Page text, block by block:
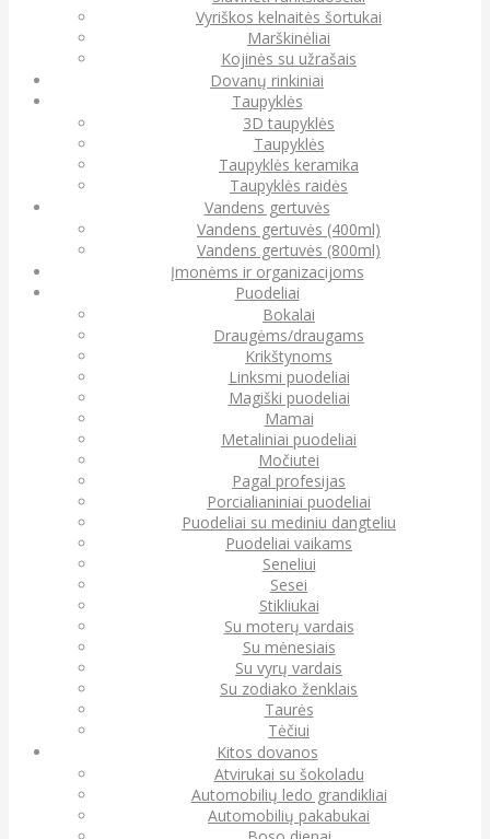
Vyriškos kelnaitės šortukai
Marškinėliai
Kojinės su užrašais
Dovanų rinkiniai
Taupyklės
3D taupyklės
Taupyklės
Taupyklės keramika
Taupyklės raidės
Vandens gertuvės
Vandens gertuvės (400ml)
Vandens gertuvės (800ml)
Įmonėms ir organizacijoms
Puodeliai
Bokalai
Draugėms/draugams
Krikštynoms
Linksmi puodeliai
Magiški puodeliai
Mamai
Metaliniai puodeliai
Močiutei
Pagal profesijas
Porcialianiniai puodeliai
Puodeliai su mediniu dangteliu
Puodeliai vaikams
Seneliui
Sesei
Stikliukai
Su moterų vardais
Su mėnesiais
Su vyrų vardais
Su zodiako ženklais
Taurės
Tėčiui
Kitos dovanos
Atvirukai su šokoladu
Automobilių ledo grandikliai
Automobilių pakabukai